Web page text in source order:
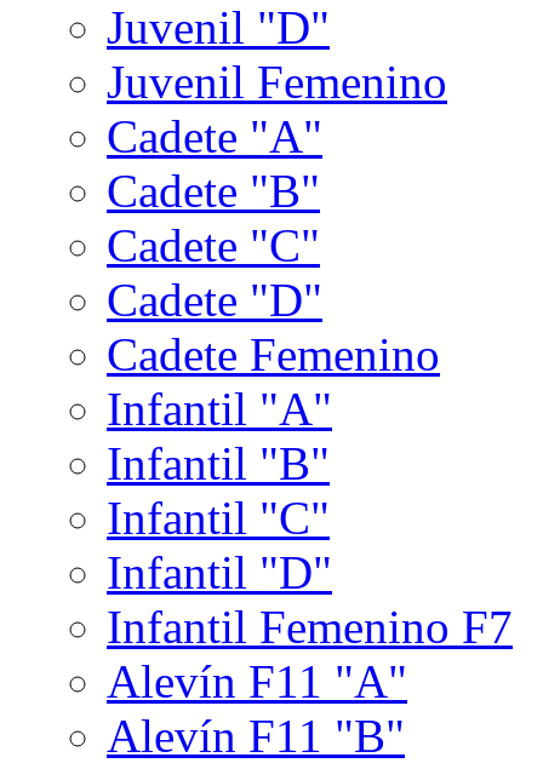
Juvenil "D"
Juvenil Femenino
Cadete "A"
Cadete "B"
Cadete "C"
Cadete "D"
Cadete Femenino
Infantil "A"
Infantil "B"
Infantil "C"
Infantil "D"
Infantil Femenino F7
Alevín F11 "A"
Alevín F11 "B"